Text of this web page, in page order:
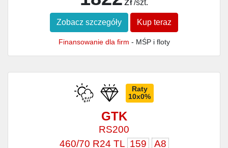
/szt.
Zobacz szczegóły Kup teraz
Finansowanie dla firm - MŚP i floty
Raty
10x0%
GTK
RS200
460/70 R24 TL 159 A8